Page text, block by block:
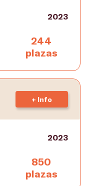
2023
244
plazas
+ Info
2023
850
plazas